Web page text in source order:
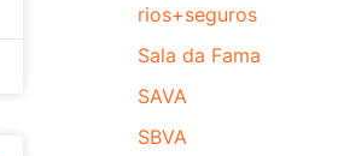
rios+seguros
Sala da Fama
SAVA
SBVA